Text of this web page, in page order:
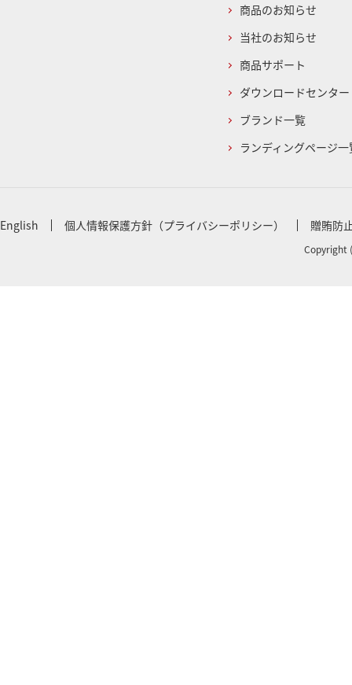
商品のお知らせ
当社のお知らせ
商品サポート
ダウンロードセンター
ブランド一覧
ランディングページ一
English 個人情報保護方針（プライバシーポリシー） 贈賄防
Copyright